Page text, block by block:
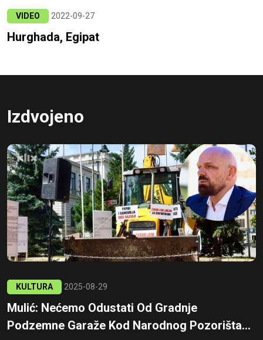
VIDEO 2022-09-27
Hurghada, Egipat
Izdvojeno
KULTURA 2025-08-29
Mulić: Nećemo Odustati Od Gradnje
Podzemne Garaže Kod Narodnog Pozorišta...